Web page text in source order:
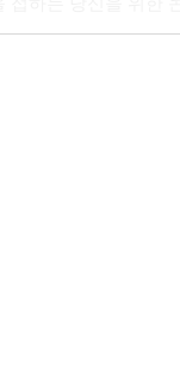
음악
│종교음악과 대중
다양하게 발전한
크 시대
오라토리오, 메시
의 시대
고전주의 시대 음악